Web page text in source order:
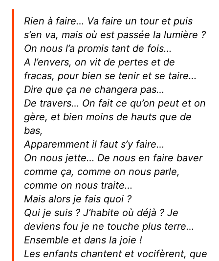
Rien à faire… Va faire un tour et puis
s’en va, mais où est passée la lumière ?
On nous l’a promis tant de fois…
A l’envers, on vit de pertes et de
fracas, pour bien se tenir et se taire…
Dire que ça ne changera pas…
De travers… On fait ce qu’on peut et on
gère, et bien moins de hauts que de
bas,
Apparemment il faut s’y faire…
On nous jette… De nous en faire baver
comme ça, comme on nous parle,
comme on nous traite…
Mais alors je fais quoi ?
Qui je suis ? J’habite où déjà ? Je
deviens fou je ne touche plus terre…
Ensemble et dans la joie !
Les enfants chantent et vocifèrent, que